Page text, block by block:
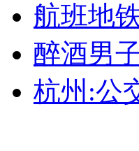
女孩北京地铁殴打老
无痛分娩是否安全 医
航班地
醉酒男
杭州:公